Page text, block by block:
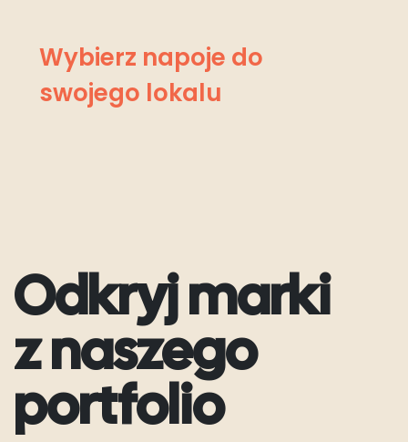
Wybierz napoje do
swojego lokalu
Odkryj marki
z naszego
portfolio